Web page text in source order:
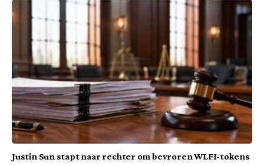
Justin Sun stapt naar rechter om bevroren WLFI-tokens